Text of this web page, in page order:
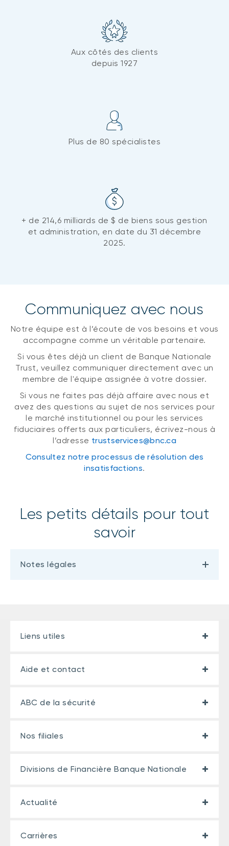
Aux côtés des clients
depuis 1927
Plus de 80 spécialistes
+ de 214,6 milliards de $ de biens sous gestion
et administration, en date du 31 décembre
2025.
Communiquez avec nous
Notre équipe est à l’écoute de vos besoins et vous
accompagne comme un véritable partenaire.
Si vous êtes déjà un client de Banque Nationale
Trust, veuillez communiquer directement avec un
membre de l'équipe assignée à votre dossier.
Si vous ne faites pas déjà affaire avec nous et
avez des questions au sujet de nos services pour
le marché institutionnel ou pour les services
fiduciaires offerts aux particuliers, écrivez-nous à
l’adresse trustservices@bnc.ca
Consultez notre processus de résolution des
insatisfactions.
Les petits détails pour tout
savoir
Notes légales
Liens utiles
Aide et contact
ABC de la sécurité
Nos filiales
Divisions de Financière Banque Nationale
Actualité
Carrières